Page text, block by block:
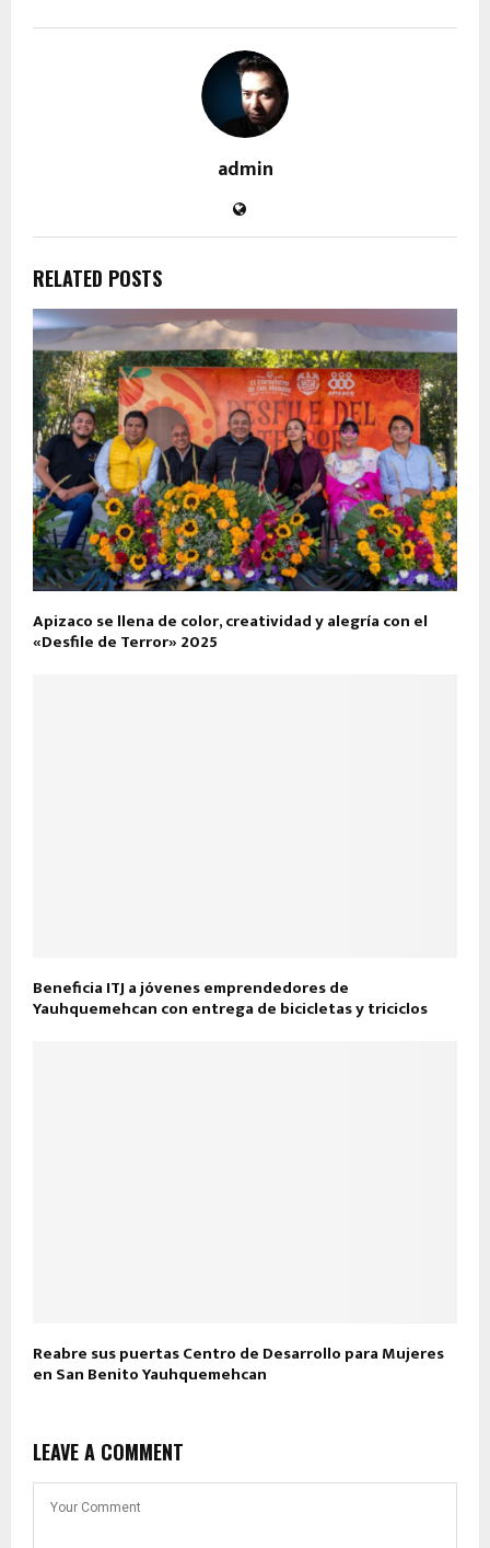
admin
RELATED POSTS
Apizaco se llena de color, creatividad y alegría con el
«Desfile de Terror» 2025
Beneficia ITJ a jóvenes emprendedores de
Yauhquemehcan con entrega de bicicletas y triciclos
Reabre sus puertas Centro de Desarrollo para Mujeres
en San Benito Yauhquemehcan
LEAVE A COMMENT